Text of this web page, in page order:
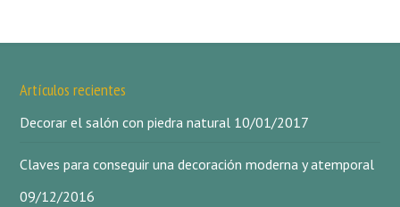
Artículos recientes
Decorar el salón con piedra natural 10/01/2017
Claves para conseguir una decoración moderna y atemporal
09/12/2016